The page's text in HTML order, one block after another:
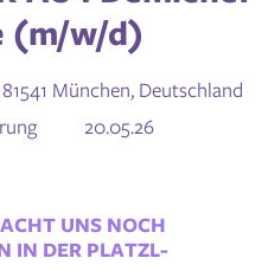
(m/w/d)
München, Deutschland
20.05.26
UNS NOCH
IN DER PLATZL-